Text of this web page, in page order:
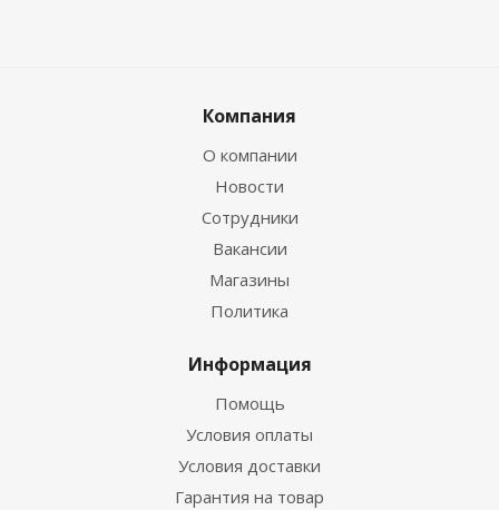
Компания
О компании
Новости
Сотрудники
Вакансии
Магазины
Политика
Информация
Помощь
Условия оплаты
Условия доставки
Гарантия на товар